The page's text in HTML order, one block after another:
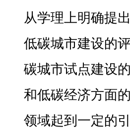
从学理上明确提
低碳城市建设的
碳城市试点建设
和低碳经济方面
领域起到一定的